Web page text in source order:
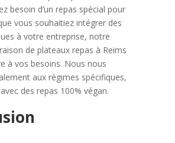
besoin d’un repas spécial pour
vous souhaitiez intégrer des
à votre entreprise, notre
de plateaux repas à Reims
à vos besoins. Nous nous
aux régimes spécifiques,
des repas 100% végan.